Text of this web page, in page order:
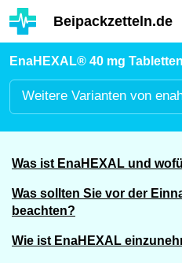
Hauptinhalt
Beipackzetteln.de
EnaHEXAL® 40 mg
Weitere Varianten von
Was ist EnaHEXAL und
Was sollten Sie vor der
beachten?
Wie ist EnaHEXAL